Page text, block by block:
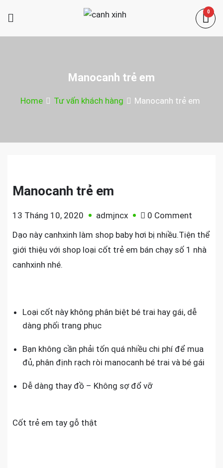
canh xinh
Shop bán manơcanh, phụ kiện mở
0
Manocanh trẻ em
Home Tư vấn khách hàng Manocanh trẻ em
Manocanh trẻ em
13 Tháng 10, 2020 admjncx 0 Comment
em
Dạo này canhxinh làm shop baby hơi bị nhiều.Tiện thể
giới thiệu với shop loại cốt trẻ em bán chạy số 1 nhà
canhxinh nhé.
Loại cốt này không phân biệt bé trai hay gái, dễ
dàng phối trang phục
Bạn không cần phải tốn quá nhiều chi phí để mua
đủ, phân định rạch ròi manocanh bé trai và bé gái
Dễ dàng thay đồ – Không sợ đổ vỡ
Cốt trẻ em tay gỗ thật